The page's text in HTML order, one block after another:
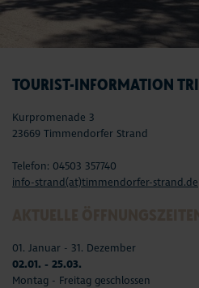
TOURIST-INFORMATION
Kurpromenade 3
23669 Timmendorfer Strand
Telefon: 04503 357740
info-strand(at)timmendorfer-strand.de
01. Januar - 31. Dezember
02.01. - 25.03.
Montag - Freitag geschlossen